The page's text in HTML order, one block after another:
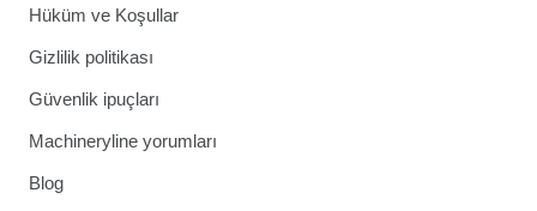
Hüküm ve Koşullar
Gizlilik politikası
Güvenlik ipuçları
Machineryline yorumları
Blog